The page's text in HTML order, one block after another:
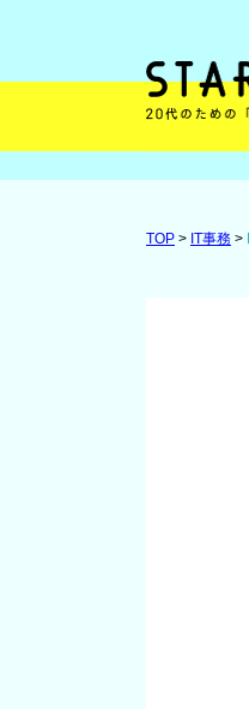
TOP > IT事務 >